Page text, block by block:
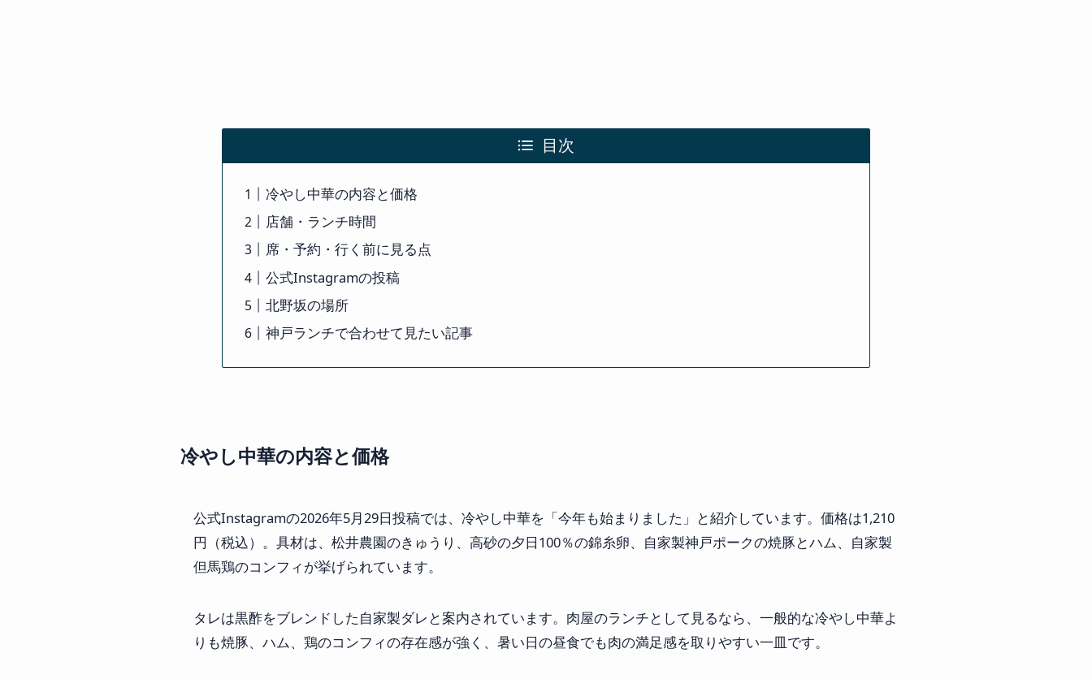
目次
冷やし中華の内容と価格
店舗・ランチ時間
席・予約・行く前に見る点
公式Instagramの投稿
北野坂の場所
神戸ランチで合わせて見たい記事
冷やし中華の内容と価格
公式Instagramの2026年5月29日投稿では、冷やし中華を「今年も始まりました」と紹介しています。価格は1,210
円（税込）。具材は、松井農園のきゅうり、高砂の夕日100％の錦糸卵、自家製神戸ポークの焼豚とハム、自家製
但馬鶏のコンフィが挙げられています。
タレは黒酢をブレンドした自家製ダレと案内されています。肉屋のランチとして見るなら、一般的な冷やし中華よ
りも焼豚、ハム、鶏のコンフィの存在感が強く、暑い日の昼食でも肉の満足感を取りやすい一皿です。